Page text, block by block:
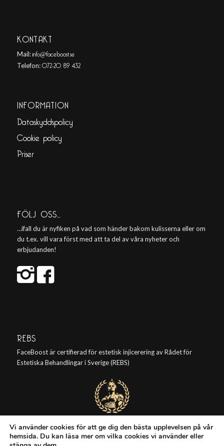
KONTAKT
Mail:info@faceboost.se
Telefon:072-20 89 432
INFORMATION
Dataskyddspolicy
Cookie policy
Priser
FÖLJ OSS…
…ifall du är nyfiken på vad som händer bakom kulisserna eller om
du t.ex. vill vara först med att ta del av våra nyheter och
erbjudanden!
REBS
FaceBoost är certifierad för estetisk injicerering av Rådet för
Estetiska Behandlingar i Sverige (REBS)
Vi använder cookies för att ge dig den bästa upplevelsen på vår
hemsida. Du kan läsa mer om vilka cookies vi använder eller